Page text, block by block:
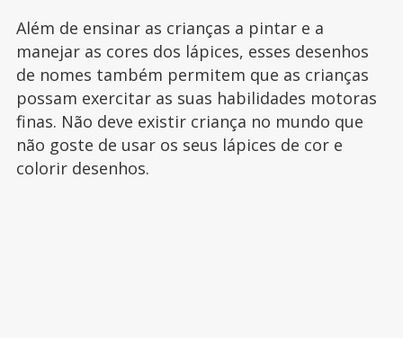
Além de ensinar as crianças a pintar e a
manejar as cores dos lápices, esses desenhos
de nomes também permitem que as crianças
possam exercitar as suas habilidades motoras
finas. Não deve existir criança no mundo que
não goste de usar os seus lápices de cor e
colorir desenhos.